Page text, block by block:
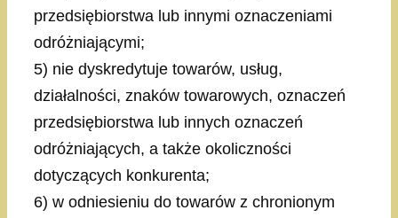
przedsiębiorstwa lub innymi oznaczeniami
odróżniającymi;
5) nie dyskredytuje towarów, usług,
działalności, znaków towarowych, oznaczeń
przedsiębiorstwa lub innych oznaczeń
odróżniających, a także okoliczności
dotyczących konkurenta;
6) w odniesieniu do towarów z chronionym